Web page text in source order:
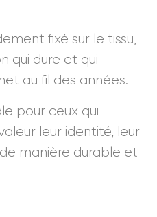
fixé sur le tissu,
qui dure et qui
au fil des années.
pour ceux qui
leur identité, leur
manière durable et